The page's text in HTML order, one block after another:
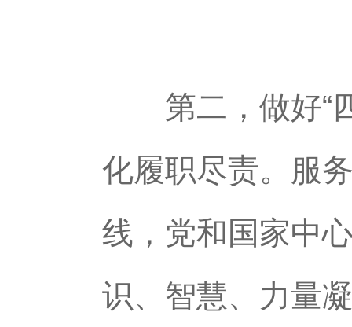
第二，做好“四
化履职尽责。服
线，党和国家中
识、智慧、力量